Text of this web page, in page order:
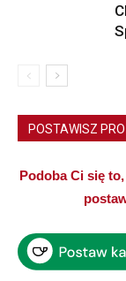
POSTAWISZ
Podoba Ci się